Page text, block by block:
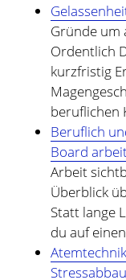
Gründe um
Ordentlich
kurzfristig
beruflichen
Beruflich
Board
Arbeit
Überblick
Statt lange
du auf
Stressabbau